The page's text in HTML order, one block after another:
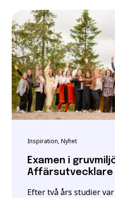
Inspiration, Nyhet
Examen i
Affärsutvecklare
Efter två års studier